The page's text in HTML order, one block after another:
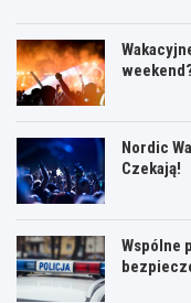
Nordic
Czekają!
Wspólne